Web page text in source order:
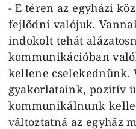
- E téren az egyházi
fejlődni valójuk.
indokolt tehát
kommunikációban
kellene cselekednünk.
gyakorlataink, pozitív
kommunikálnunk
változtatná az egyház